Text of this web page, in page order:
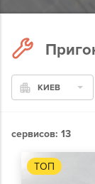
КИЕВ
сервисов: 13
ТОП